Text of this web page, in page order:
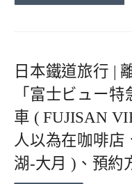
日本鐵道旅行 |
「富士ビュー
車 ( FUJISAN
人以為在咖啡店
湖-大月 )、預約